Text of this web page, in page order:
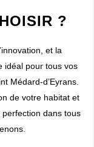
?
et la
idéal pour tous vos
Médard-d’Eyrans.
de votre habitat et
dans tous